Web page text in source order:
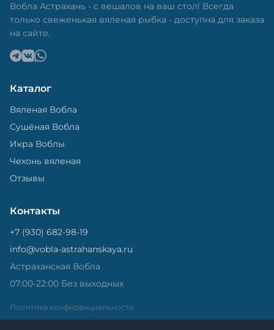
Вобла Астрахань - с вешалов на ваш стол! Всегда
только свеженькая вяленая рыбка - доступна для заказа
на сайте.
Каталог
Вяленая Вобла
Сушёная Вобла
Икра Воблы
Чехонь вяленая
Отзывы
Контакты
+7 (930) 682-98-19
info@vobla-astrahanskaya.ru
Астраханская Вобла
07:00-22:00 Без выходных
Политика конфиденциальности